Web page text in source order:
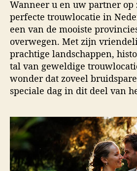
i
d
s
f
o
t
o
g
r
i
e
e
u
r
u
m
Wanneer u en uw partner op
perfecte trouwlocatie in
een van de mooiste
overwegen. Met zijn
prachtige landschappen,
tal van geweldige
wonder dat zoveel
speciale dag in dit deel van